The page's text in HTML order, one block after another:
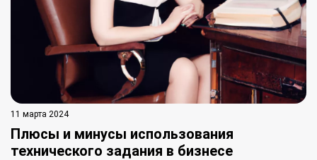
11 марта 2024
Плюсы и минусы использования
технического задания в бизнесе